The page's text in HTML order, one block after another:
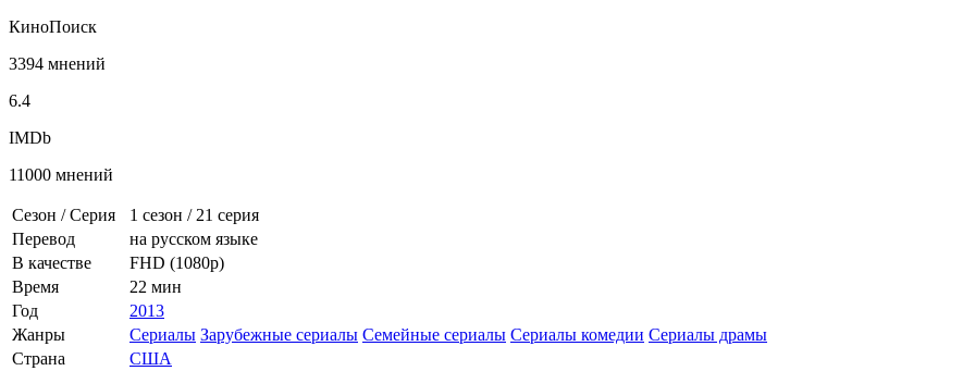
КиноПоиск
3394 мнений
6.4
IMDb
11000 мнений
Сезон / Серия 1 сезон / 21 серия
Перевод
на русском языке
В качестве
FHD (1080p)
Время
22 мин
Год
2013
Жанры
Сериалы Зарубежные сериалы Семейные сериалы Сериалы комедии Сериалы драмы
Страна
США